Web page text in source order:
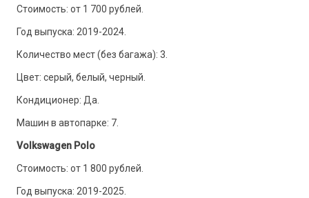
Стоимость: от 1 700 рублей.
Год выпуска: 2019-2024.
Количество мест (без багажа): 3.
Цвет: серый, белый, черный.
Кондиционер: Да.
Машин в автопарке: 7.
Volkswagen Polo
Стоимость: от 1 800 рублей.
Год выпуска: 2019-2025.